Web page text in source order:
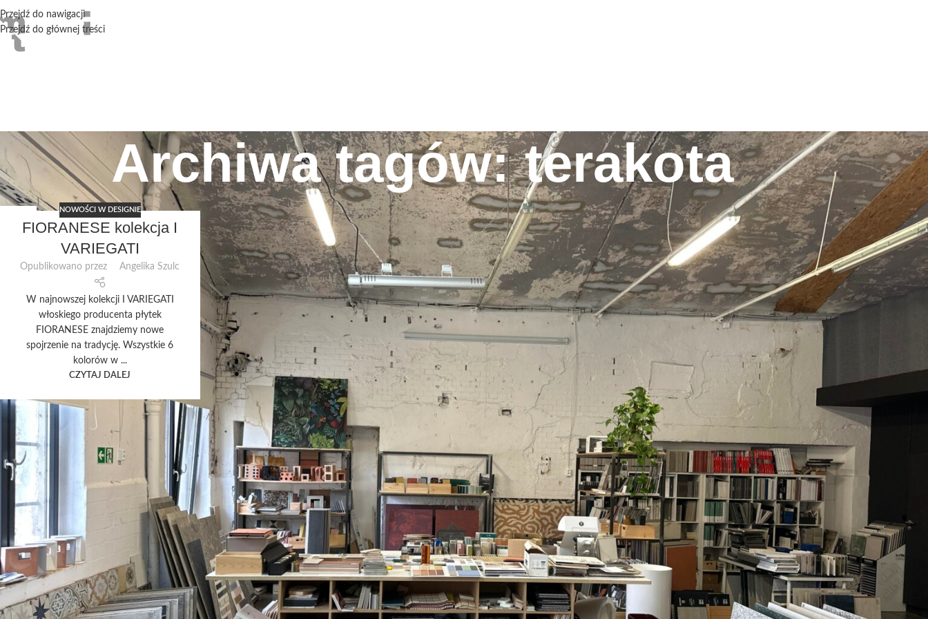
Przejdź do nawigacji
Przejdź do głównej treści
Archiwa tagów: terakota
NOWOŚCI W DESIGNIE
FIORANESE kolekcja I
VARIEGATI
Opublikowano przez Angelika Szulc
W najnowszej kolekcji I VARIEGATI
włoskiego producenta płytek
FIORANESE znajdziemy nowe
spojrzenie na tradycję. Wszystkie 6
kolorów w ...
CZYTAJ DALEJ
KATEGORIE
Bez kategorii(3)
Ceramika(2)
Dekoracje(13)
Handmade(1)
Kamienie typu Marble(3)
Lastrykowelove(2)
Nowości w designie(14)
(1)
OSTATNIE WPISY
Danilo Ramazzotti — włoskie
płytki handmade, które
zmieniają wnętrza
3 czerwca 2026 1 komentarz
Trone Paris – Francuska
Ikona Współczesnego
Designu
25 stycznia 2025 1 komentarz
DANDY 41zero42 – to
intrygujące płytki, które